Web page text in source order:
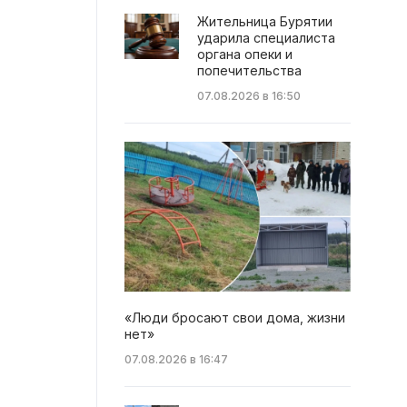
Жительница Бурятии
ударила специалиста
органа опеки и
попечительства
07.08.2026 в 16:50
«Люди бросают свои дома, жизни
нет»
07.08.2026 в 16:47